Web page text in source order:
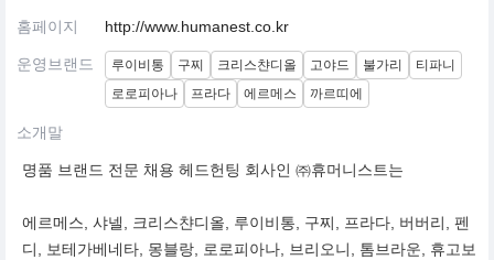
홈페이지 http://www.humanest.co.kr
운영브랜드 루이비통 구찌 크리스챤디올 고야드 불가리
티파니
로로피아나
프라다 에르메스 까르띠에
소개말
명품 브랜드 전문 채용 헤드헌팅 회사인 ㈜휴머니스트는
에르메스, 샤넬, 크리스챤디올, 루이비통, 구찌, 프라다, 버버리, 펜
디, 보테가베네타, 몽블랑, 로로피아나, 브리오니, 톰브라운, 휴고보